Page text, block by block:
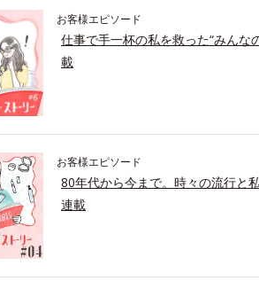
お客様エピソード
仕事で手一杯の私を救った“みんな
載
お客様エピソード
80年代から今まで。時々の流行と
連載